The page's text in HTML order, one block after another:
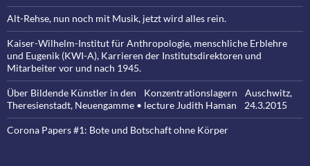
Alt-Rehse, nun noch mit Musik, jetzt wird alles rein.
Kaiser-Wilhelm-Institut für Anthropologie, menschliche Erblehre
und Eugenik (KWI-A), Karrieren der Institutsdirektoren und
Mitarbeiter vor und nach 1945.
Über Bildende Künstler in den Konzentrationslagern Auschwitz,
Theresienstadt, Neuengamme • lecture Judith Haman 24.3.2015
Corona Papers #1: Bote und Botschaft ohne Körper